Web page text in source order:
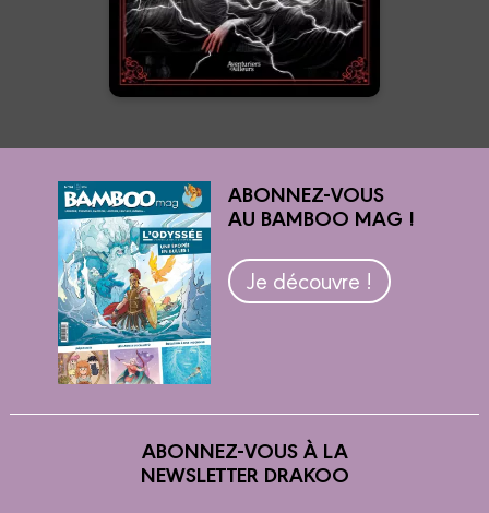
En voir +
ABONNEZ-VOUS
AU BAMBOO MAG !
Je découvre !
ABONNEZ-VOUS À LA
NEWSLETTER DRAKOO